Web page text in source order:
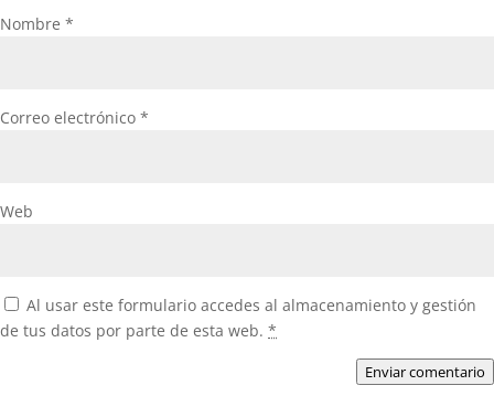
Nombre *
Correo electrónico *
Web
Al usar este formulario accedes al almacenamiento y gestión
de tus datos por parte de esta web. *
Enviar comentario